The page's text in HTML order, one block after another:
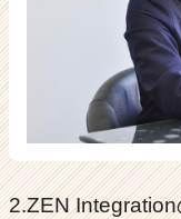
2.ZEN